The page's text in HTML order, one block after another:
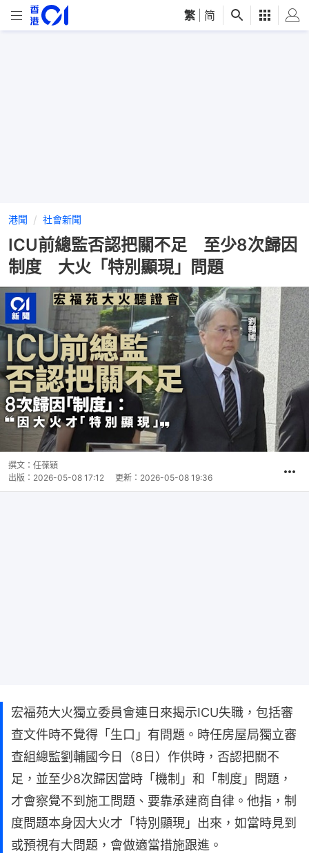
繁 简
港聞 社會新聞
ICU前總監否認把關不足 至少8次歸因
制度 大火「特別顯現」問題
撰文： 任葆穎
出版： 2026-05-08 17:12 更新： 2026-05-08 19:36
宏福苑大火獨立委員會連日來揭示ICU失職，包括審
查文件時不覺得「生口」有問題。時任房屋局獨立審
查組總監劉輔國今日（8日）作供時，否認把關不
足，並至少8次歸因當時「機制」和「制度」問題，
才會察覺不到施工問題、要靠承建商自律。他指，制
度問題本身因大火才「特別顯現」出來，如當時見到
或預視有大問題，會做適當措施跟進。